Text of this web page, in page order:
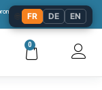
0
FR DE EN